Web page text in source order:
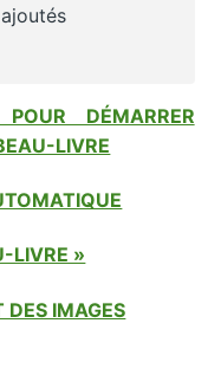
POUR DÉMARRER
LIVRE
LIVRE »
DES IMAGES